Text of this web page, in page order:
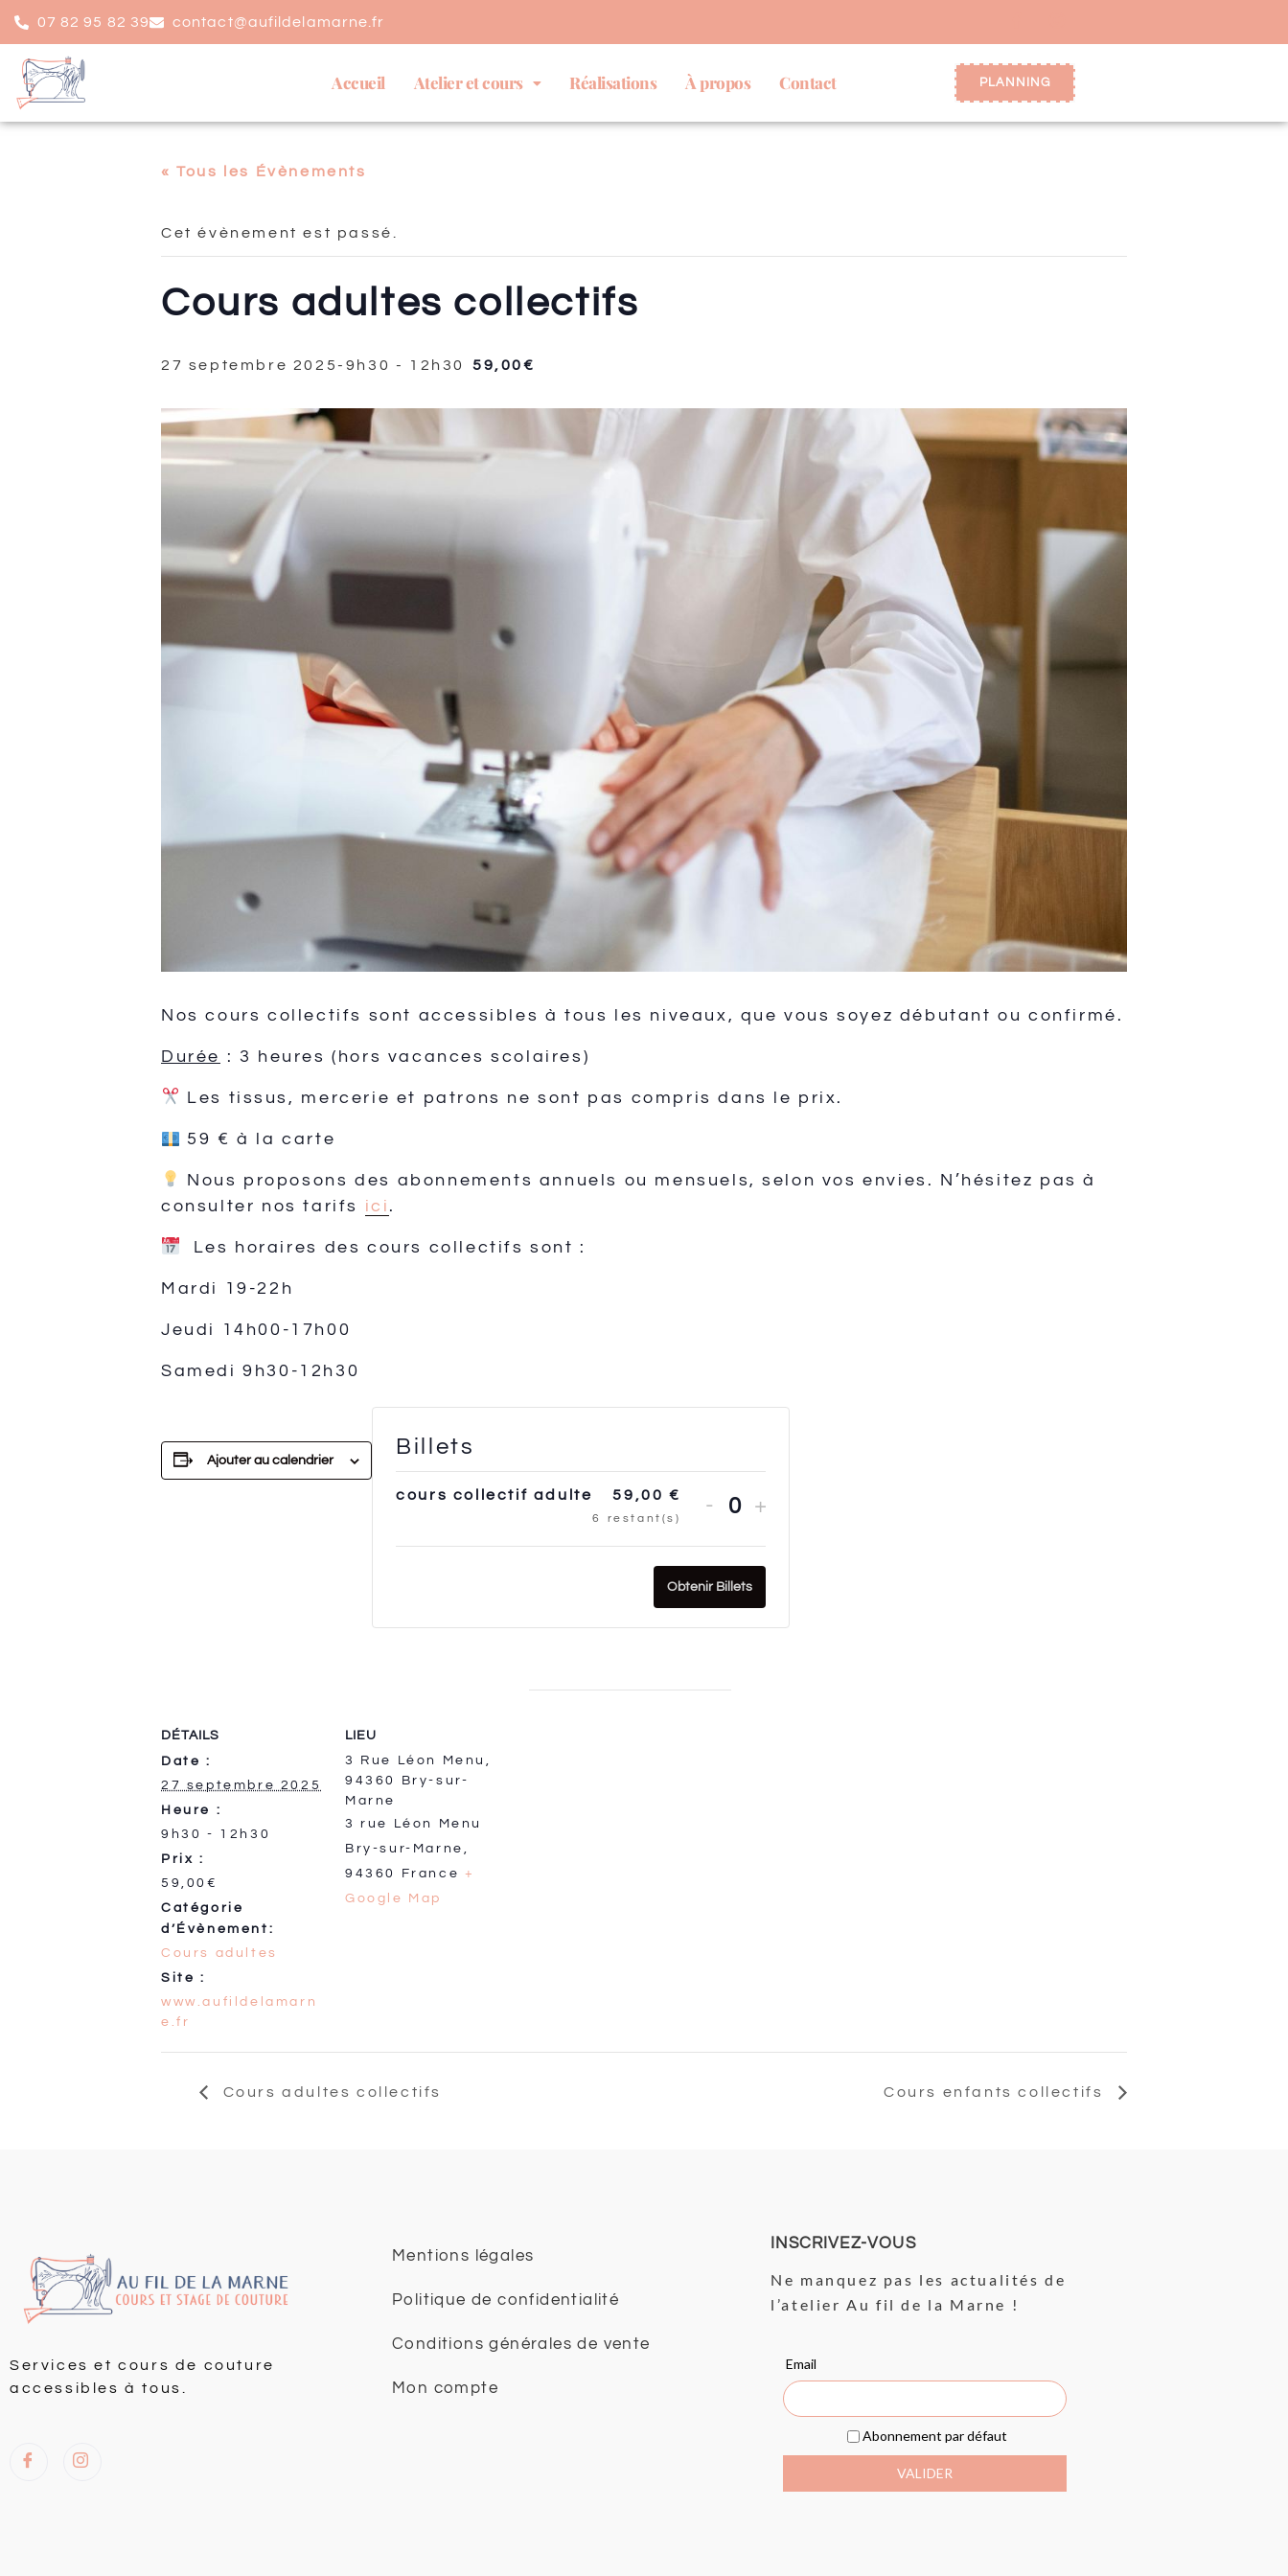
07 82 95 82 39 contact@aufildelamarne.fr
Accueil Atelier et cours Réalisations À propos Contact PLANNING
« Tous les Évènements
Cet évènement est passé.
Cours adultes collectifs
27 septembre 2025-9h30 - 12h30 59,00€
Nos cours collectifs sont accessibles à tous les niveaux, que vous soyez débutant ou confirmé.
Durée : 3 heures (hors vacances scolaires)
Les tissus, mercerie et patrons ne sont pas compris dans le prix.
59 € à la carte
Nous proposons des abonnements annuels ou mensuels, selon vos envies. N’hésitez pas à
consulter nos tarifs ici .
Les horaires des cours collectifs sont :
Mardi 19-22h
Jeudi 14h00-17h00
Samedi 9h30-12h30
Ajouter au calendrier
DÉTAILS
Date :
27 septembre 2025
Heure :
9h30 - 12h30
Prix :
59,00€
Catégorie
d’Évènement:
Cours adultes
Site :
www.aufildelamarn
e.fr
LIEU
3 Rue Léon Menu,
94360 Bry-sur-
Marne
3 rue Léon Menu
Bry-sur-Marne ,
94360
France +
Google Map
Billets
cours collectif adulte 59,00 €
6 restant(s)
- Quantité
+
Obtenir Billets
Cours adultes collectifs Cours enfants collectifs
Services et cours de couture
accessibles à tous.
Mentions légales
Politique de confidentialité
Conditions générales de vente
Mon compte
INSCRIVEZ-VOUS
Ne manquez pas les actualités de
l’atelier Au fil de la Marne !